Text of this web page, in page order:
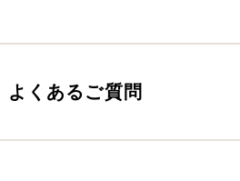
よくあるご質問